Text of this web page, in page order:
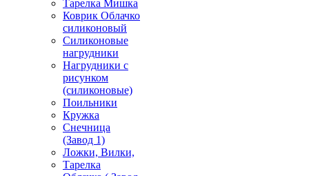
Тарелка Мишка
Коврик Облачко
силиконовый
Силиконовые
нагрудники
Нагрудники с
рисунком
(силиконовые)
Поильники
Кружка
Снечница
(Завод 1)
Ложки, Вилки,
Тарелка